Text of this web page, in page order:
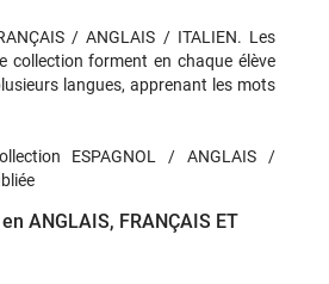
/ ANGLAIS / ITALIEN. Les
collection forment en chaque élève
langues, apprenant les mots
ESPAGNOL / ANGLAIS /
ANGLAIS, FRANÇAIS ET